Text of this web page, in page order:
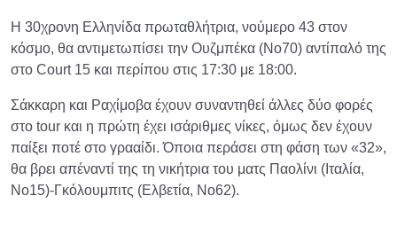
Η 30χρονη Ελληνίδα πρωταθλήτρια, νούμερο 43 στον
κόσμο, θα αντιμετωπίσει την Ουζμπέκα (Νο70) αντίπαλό της
στο Court 15 και περίπου στις 17:30 με 18:00.
Σάκκαρη και Ραχίμοβα έχουν συναντηθεί άλλες δύο φορές
στο tour και η πρώτη έχει ισάριθμες νίκες, όμως δεν έχουν
παίξει ποτέ στο γρααίδι. Όποια περάσει στη φάση των «32»,
θα βρει απέναντί της τη νικήτρια του ματς Παολίνι (Iταλία,
Νο15)-Γκόλουμπιτς (Ελβετία, Νο62).